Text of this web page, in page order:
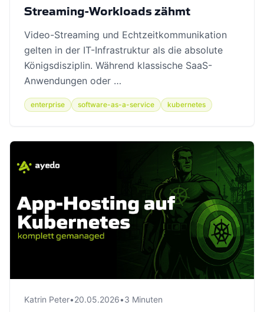
Streaming-Workloads zähmt
Video-Streaming und Echtzeitkommunikation
gelten in der IT-Infrastruktur als die absolute
Königsdisziplin. Während klassische SaaS-
Anwendungen oder …
enterprise software-as-a-service kubernetes
Katrin Peter•20.05.2026•3 Minuten